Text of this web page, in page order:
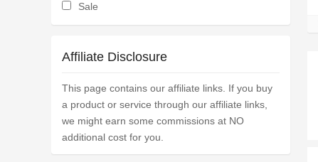
Sale
Affiliate Disclosure
This page contains our affiliate links. If you buy
a product or service through our affiliate links,
we might earn some commissions at NO
additional cost for you.